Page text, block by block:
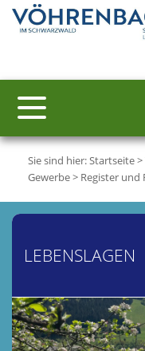
Sie sind hier:Startseite>
Gewerbe> Register und
LEBENSLAGEN